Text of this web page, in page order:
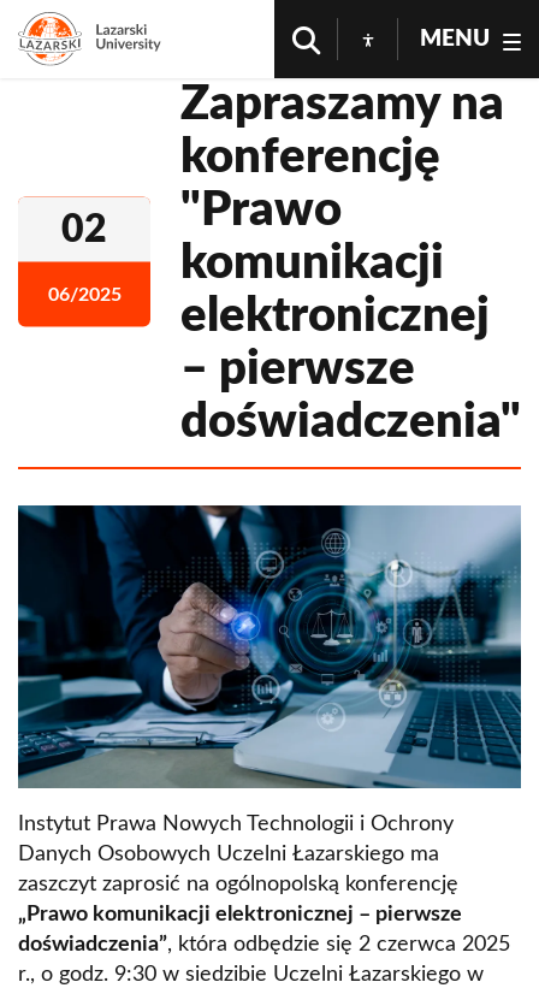
MENU
02
06/2025
Zapraszamy na
konferencję
"Prawo
komunikacji
elektronicznej
– pierwsze
doświadczenia"
Instytut Prawa Nowych Technologii i Ochrony
Danych Osobowych Uczelni Łazarskiego ma
zaszczyt zaprosić na ogólnopolską konferencję
„Prawo komunikacji elektronicznej – pierwsze
doświadczenia”, która odbędzie się 2 czerwca 2025
r., o godz. 9:30 w siedzibie Uczelni Łazarskiego w